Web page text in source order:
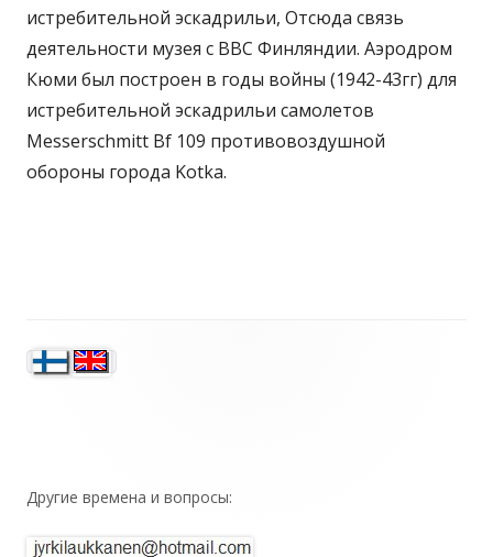
истребительной эскадрильи, Отсюда связь
деятельности музея с ВВС Финляндии. Аэродром
Кюми был построен в годы войны (1942-43гг) для
истребительной эскадрильи самолетов
Messerschmitt Bf 109 противовоздушной
обороны города Kotka.
Sivupalkki
Другие времена и вопросы: